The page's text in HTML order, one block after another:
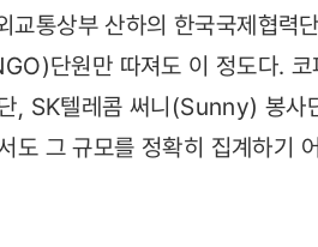
통상부 산하의 한국국제협
단원만 따져도 이 정도다.
, SK텔레콤 써니(Sunny) 봉사
도 그 규모를 정확히 집계하기